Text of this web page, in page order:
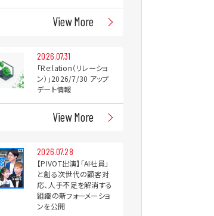
View More
2026.07.31
「Re:lation（リレーショ
ン）」2026/7/30 アップ
デート情報
View More
2026.07.28
【PIVOT出演】「AI社員」
と創る次世代の顧客対
応、人手不足を解消する
組織の新フォーメーショ
ンを公開